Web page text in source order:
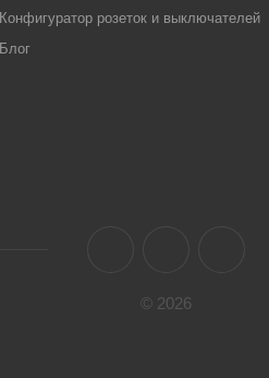
Конфигуратор розеток и выключателей
Блог
© 2026